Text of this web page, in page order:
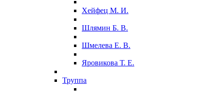
Хейфец М. И.
Шлямин Б. В.
Шмелева Е. В.
Яровикова Т. Е.
Труппа